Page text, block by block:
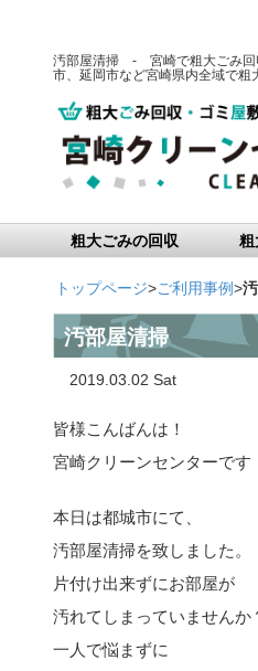
汚部屋清掃 - 宮崎で粗大ごみ回
市、延岡市など宮崎県内全域で粗
粗大ごみの回収 粗
トップページ>ご利用事例>
汚部屋清掃
2019.03.02 Sat
皆様こんばんは！
宮崎クリーンセンターです
本日は都城市にて、
汚部屋清掃を致しました。
片付け出来ずにお部屋が
汚れてしまっていませんか
一人で悩まずに